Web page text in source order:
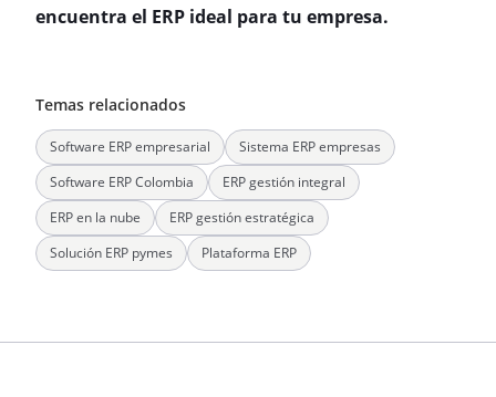
encuentra el ERP ideal para tu empresa.
Temas relacionados
Software ERP empresarial
Sistema ERP empresas
Software ERP Colombia
ERP gestión integral
ERP en la nube
ERP gestión estratégica
Solución ERP pymes
Plataforma ERP